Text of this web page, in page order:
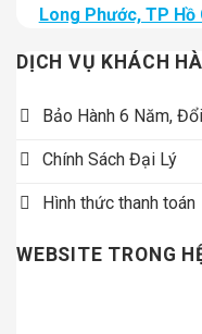
Long Phước, TP Hồ
DỊCH VỤ KHÁCH
Bảo Hành 6 Năm,
Chính Sách Đại Lý
Hình thức thanh toán
WEBSITE TRONG